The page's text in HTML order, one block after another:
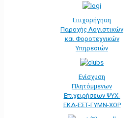
Επιχορήγηση
Παροχής Λογιστικών
και Φοροτεχνικών
Υπηρεσιών
Ενίσχυση
Πλητόμμενων
Επιχειρήσεων ΨΥΧ-
ΕΚΔ-ΕΣΤ-ΓΥΜΝ-ΧΟΡ